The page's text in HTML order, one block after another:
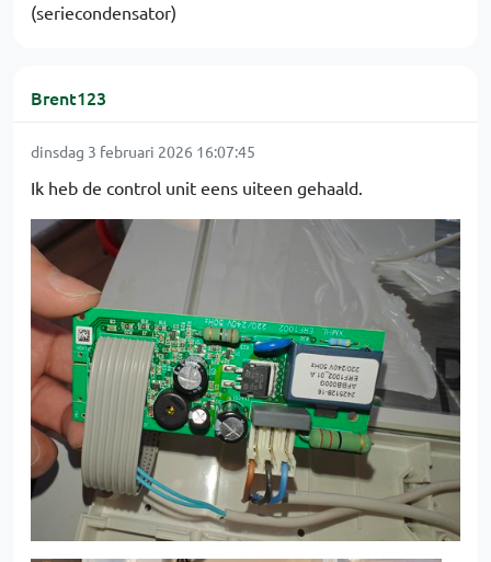
(seriecondensator)
Brent123
dinsdag 3 februari 2026 16:07:45
Ik heb de control unit eens uiteen gehaald.